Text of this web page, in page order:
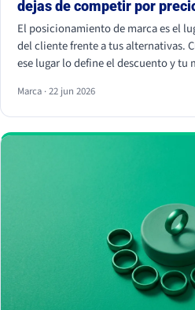
dejas de competir por
El posicionamiento de marca es el
del cliente frente a tus alternativas.
ese lugar lo define el descuento y tu
por elegirte: Kantar calcula que las
significativamente diferentes
38% más.
Marca · 22 jun 2026